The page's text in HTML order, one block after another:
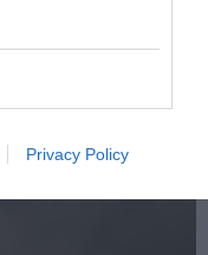
Privacy Policy
ελικόπτερο